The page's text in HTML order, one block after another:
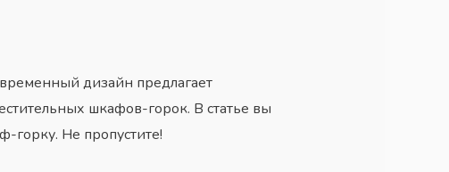
дизайн предлагает
шкафов-горок. В статье вы
горку. Не пропустите!